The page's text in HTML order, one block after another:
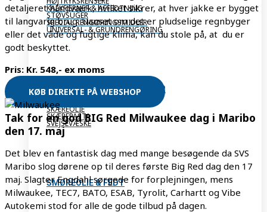
KALKFJERNER & AFFEDTNING
STØVSUGER
SPECIAL RENGØRINGSMIDLER
UNIVERSAL- & GRUNDRENGØRING
SKÆREOLIE & ANDRE VÆSKER
BORE- & SKÆREVÆSKER
SKÆREOLIE
SKÆREPASTA
SVEJSEVÆSKE
SMØREOLIE & FEDT
detaljeret håndværk, hvilket sikrer, at hver jakke er bygget
til langvarig brug. Uanset om det er pludselige regnbyger
eller det våde og fugtige klima, kan du stole på, at du er
godt beskyttet.
Pris: Kr. 548,- ex moms
KØB DIREKTE PÅ WEBSHOP
Tak for en god BIG Red Milwaukee dag i Maribo
den 17. maj
Det blev en fantastisk dag med mange besøgende da SVS
Maribo slog dørene op til deres første Big Red dag den 17
maj. Slagter Engdahl sørgede for forplejningen, mens
Milwaukee, TEC7, BATO, ESAB, Tyrolit, Carhartt og Vibe
Autokemi stod for alle de gode tilbud på dagen.